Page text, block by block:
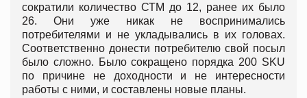
сократили количество СТМ до 12, ранее их было
26. Они уже никак не воспринимались
потребителями и не укладывались в их головах.
Соответственно донести потребителю свой посыл
было сложно. Было сокращено порядка 200 SKU
по причине не доходности и не интересности
работы с ними, и составлены новые планы.